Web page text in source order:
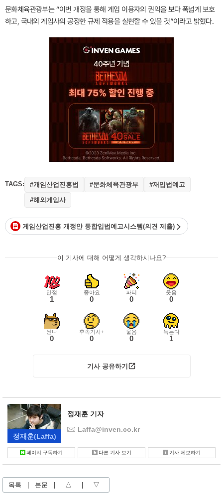
문화체육관광부는 “이번 개정을 통해 게임 이용자의 권익을 보다 폭넓게 보호
하고, 국내외 게임사의 공정한 규제 적용을 실현할 수 있을 것”이라고 밝혔다.
TAGS: #개임산업진흥법 #문화체육관광부 #재입법예고
#해외게임사
게임산업진흥 개정안 통합입법예고시스템(의견 제출)
이 기사에 대해 어떻게 생각하시나요?
만점
1
좋아요
0
파티
0
웃음
0
씬나
0
후속기사+
0
울음
0
녹는다
1
기사 공유하기
정재훈(Laffa)
정재훈 기자
Laffa@inven.co.kr
페이지 구독하기 다른 기사 보기 기사 제보하기
목록 본문 △ ▽